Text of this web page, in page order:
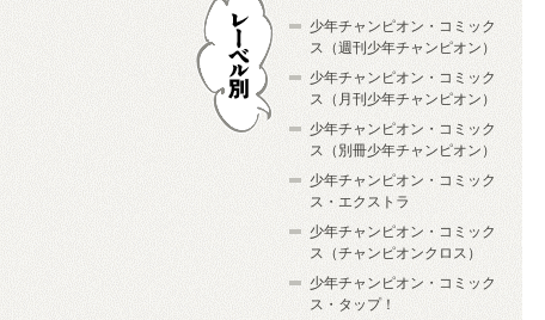
少年チャンピオン・コミック
ス（週刊少年チャンピオン）
少年チャンピオン・コミック
ス（月刊少年チャンピオン）
少年チャンピオン・コミック
ス（別冊少年チャンピオン）
少年チャンピオン・コミック
ス・エクストラ
少年チャンピオン・コミック
ス（チャンピオンクロス）
少年チャンピオン・コミック
ス・タップ！